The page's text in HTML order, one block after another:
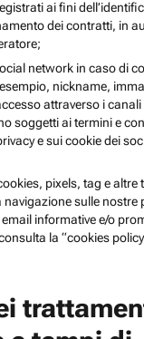
ai fini
dei contratti, in
network in caso di
nickname,
attraverso i canali
soggetti ai termini e
e sui cookie dei
pixels, tag e altre
sulle nostre
informative e/o
la “cookies